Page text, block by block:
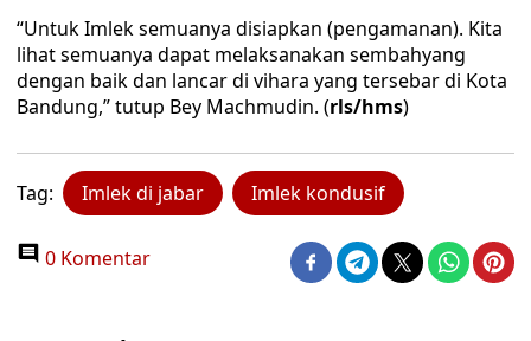
“Untuk Imlek semuanya disiapkan (pengamanan). Kita
lihat semuanya dapat melaksanakan sembahyang
dengan baik dan lancar di vihara yang tersebar di Kota
Bandung,” tutup Bey Machmudin. (rls/hms)
Tag: Imlek di jabar Imlek kondusif
0 Komentar